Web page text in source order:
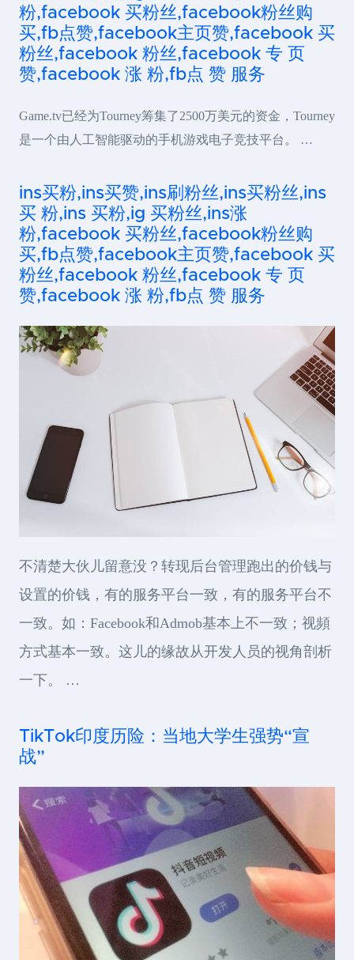
粉,facebook 买粉丝,facebook粉丝购
买,fb点赞,facebook主页赞,facebook 买
粉丝,facebook 粉丝,facebook 专 页
赞,facebook 涨 粉,fb点 赞 服务
Game.tv已经为Tourney筹集了2500万美元的资金，Tourney
是一个由人工智能驱动的手机游戏电子竞技平台。 …
ins买粉,ins买赞,ins刷粉丝,ins买粉丝,ins
买 粉,ins 买粉,ig 买粉丝,ins涨
粉,facebook 买粉丝,facebook粉丝购
买,fb点赞,facebook主页赞,facebook 买
粉丝,facebook 粉丝,facebook 专 页
赞,facebook 涨 粉,fb点 赞 服务
不清楚大伙儿留意没？转现后台管理跑出的价钱与
设置的价钱，有的服务平台一致，有的服务平台不
一致。如：Facebook和Admob基本上不一致；视頻
方式基本一致。这儿的缘故从开发人员的视角剖析
一下。 …
TikTok印度历险：当地大学生强势“宣
战”